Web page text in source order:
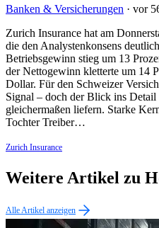
Banken & Versicherungen · vor
Zurich Insurance hat am
die den Analystenkonsens
Betriebsgewinn stieg um 13
der Nettogewinn kletterte um 14
Dollar. Für den Schweizer
Signal – doch der Blick ins Detail
gleichermaßen liefern. Starke
Tochter Treiber…
Zurich Insurance
Weitere Artikel zu
Alle Artikel anzeigen